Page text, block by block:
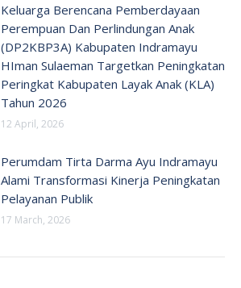
Keluarga Berencana Pemberdayaan
Perempuan Dan Perlindungan Anak
(DP2KBP3A) Kabupaten Indramayu
HIman Sulaeman Targetkan Peningkatan
Peringkat Kabupaten Layak Anak (KLA)
Tahun 2026
12 April, 2026
Perumdam Tirta Darma Ayu Indramayu
Alami Transformasi Kinerja Peningkatan
Pelayanan Publik
17 March, 2026